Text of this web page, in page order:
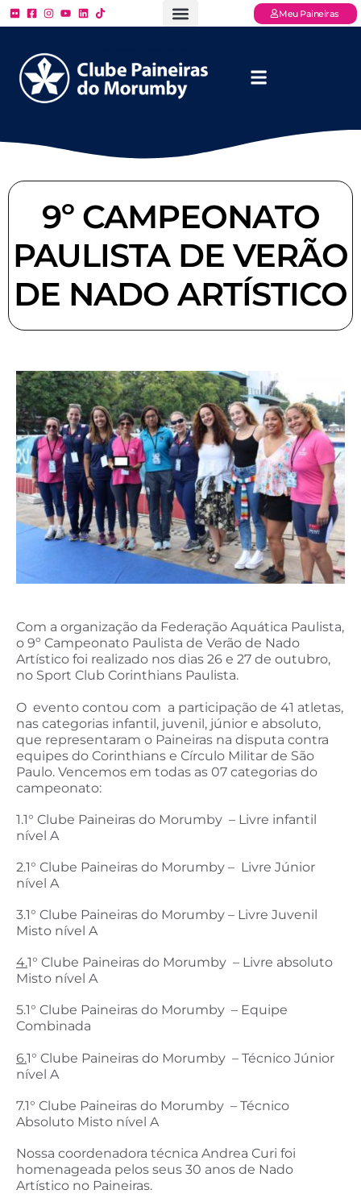
Meu Paineiras
9º CAMPEONATO
PAULISTA DE VERÃO
DE NADO ARTÍSTICO
Com a organização da Federação Aquática Paulista,
o 9º Campeonato Paulista de Verão de Nado
Artístico foi realizado nos dias 26 e 27 de outubro,
no Sport Club Corinthians Paulista.
O evento contou com a participação de 41 atletas,
nas categorias infantil, juvenil, júnior e absoluto,
que representaram o Paineiras na disputa contra
equipes do Corinthians e Círculo Militar de São
Paulo. Vencemos em todas as 07 categorias do
campeonato:
1.1° Clube Paineiras do Morumby – Livre infantil
nível A
2.1° Clube Paineiras do Morumby – Livre Júnior
nível A
3.1° Clube Paineiras do Morumby – Livre Juvenil
Misto nível A
4.1° Clube Paineiras do Morumby – Livre absoluto
Misto nível A
5.1° Clube Paineiras do Morumby – Equipe
Combinada
6.1° Clube Paineiras do Morumby – Técnico Júnior
nível A
7.1° Clube Paineiras do Morumby – Técnico
Absoluto Misto nível A
Nossa coordenadora técnica Andrea Curi foi
homenageada pelos seus 30 anos de Nado
Artístico no Paineiras.